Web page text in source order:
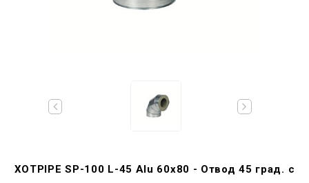
XOTPIPE SP-100 L-45 Alu 60x80 - Отвод 45 град. c